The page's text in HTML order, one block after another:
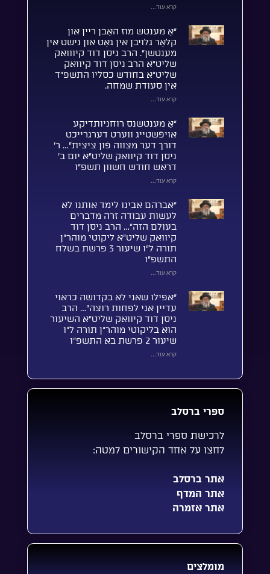
קרא עוד...
“אַ מענטש מוז האָבן ריין און
קלאָר גלויבן אין גאָט און נישט אין
מענטשן”. הרב ניסן דוד קיווואק
שליט”א הרב ניסן דוד קיוואק
שליט”א בחודש כסליו התשפ”ד
אין סעודת שמחה.
קרא עוד...
“אַ מענטשנס רוחניותדיקע
אויפֿשטייג ווערט דערגרייכט
דורך דער מצווה פֿון ציצית”… ר’
ניסן דוד קיוואק שליט”א יום ב’
דראש חודש חשוון תשפ”ו
קרא עוד...
“אברהם אבינו לימד אותנו לא
לעשות עבודה זרה מדברים
בעולם הזה”… הרב ניסן דוד
קיוואק שליט”א ליקוטי מוהר”ן
תורה ל”ו שיעור 3 פרשת בשלח
התשפ”ו
קרא עוד...
“אפילו שאני לא בקדושה כראוי
עדיין אני לפחות רוצה”… הרב
ניסן דוד קיוואק שליט”א השיעור
הוא בליקוטי מוהר”ן תורה ל”ו
שיעור 2 פרשת בא התשפ”ו
קרא עוד...
ספרי ברסלב
לרכישת ספרי ברסלב
לחצו על אחד הקישורים למטה:
אתר ברסלב
אתר המדף
אתר אזמרה
מומלצים